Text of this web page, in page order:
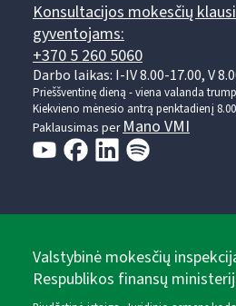
Konsultacijos mokesčių
gyventojams:
+370 5 260 5060
Darbo laikas: I-IV 8.00-17.00, V
Prieššventinę dieną - viena valanda
Kiekvieno mėnesio antrą penktadienį
Paklausimas perMano VMI
Valstybinė mokesčių
Respublikos finansų